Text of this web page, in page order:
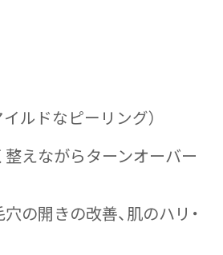
ルドなピーリング）
整えながらターンオーバー
の開きの改善、肌のハリ・